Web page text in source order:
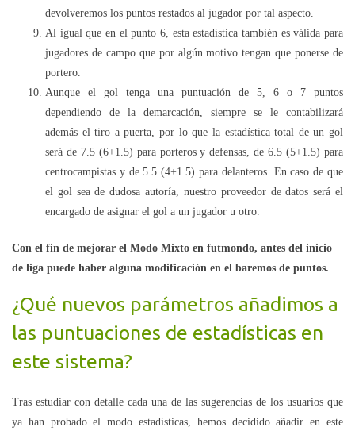
devolveremos los puntos restados al jugador por tal aspecto.
Al igual que en el punto 6, esta estadística también es válida para
jugadores de campo que por algún motivo tengan que ponerse de
portero.
Aunque el gol tenga una puntuación de 5, 6 o 7 puntos
dependiendo de la demarcación, siempre se le contabilizará
además el tiro a puerta, por lo que la estadística total de un gol
será de 7.5 (6+1.5) para porteros y defensas, de 6.5 (5+1.5) para
centrocampistas y de 5.5 (4+1.5) para delanteros. En caso de que
el gol sea de dudosa autoría, nuestro proveedor de datos será el
encargado de asignar el gol a un jugador u otro.
Con el fin de mejorar el Modo Mixto en futmondo, antes del inicio
de liga puede haber alguna modificación en el baremos de puntos.
¿Qué nuevos parámetros añadimos a
las puntuaciones de estadísticas en
este sistema?
Tras estudiar con detalle cada una de las sugerencias de los usuarios que
ya han probado el modo estadísticas, hemos decidido añadir en este